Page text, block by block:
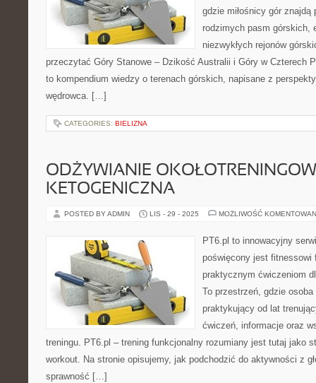
gdzie miłośnicy gór znajdą
rodzimych pasm górskich,
niezwykłych rejonów
przeczytać Góry Stanowe – Dzikość Australii i Góry w Czterech
to kompendium wiedzy o terenach górskich, napisane z
wędrowca. […]
CATEGORIES: BIELIZNA
ODŻYWIANIE
KETOGENICZNA
POSTED BY ADMIN LIS - 29 - 2025 MOŻLIWOŚĆ
PT6.pl to innowacyjny
poświęcony jest fitnessowi
praktycznym ćwiczeniom
To przestrzeń, gdzie
praktykujący od lat
ćwiczeń, informacje oraz
treningu. PT6.pl – trening funkcjonalny rozumiany jest tutaj jako
workout. Na stronie opisujemy, jak podchodzić do aktywności z
sprawność […]